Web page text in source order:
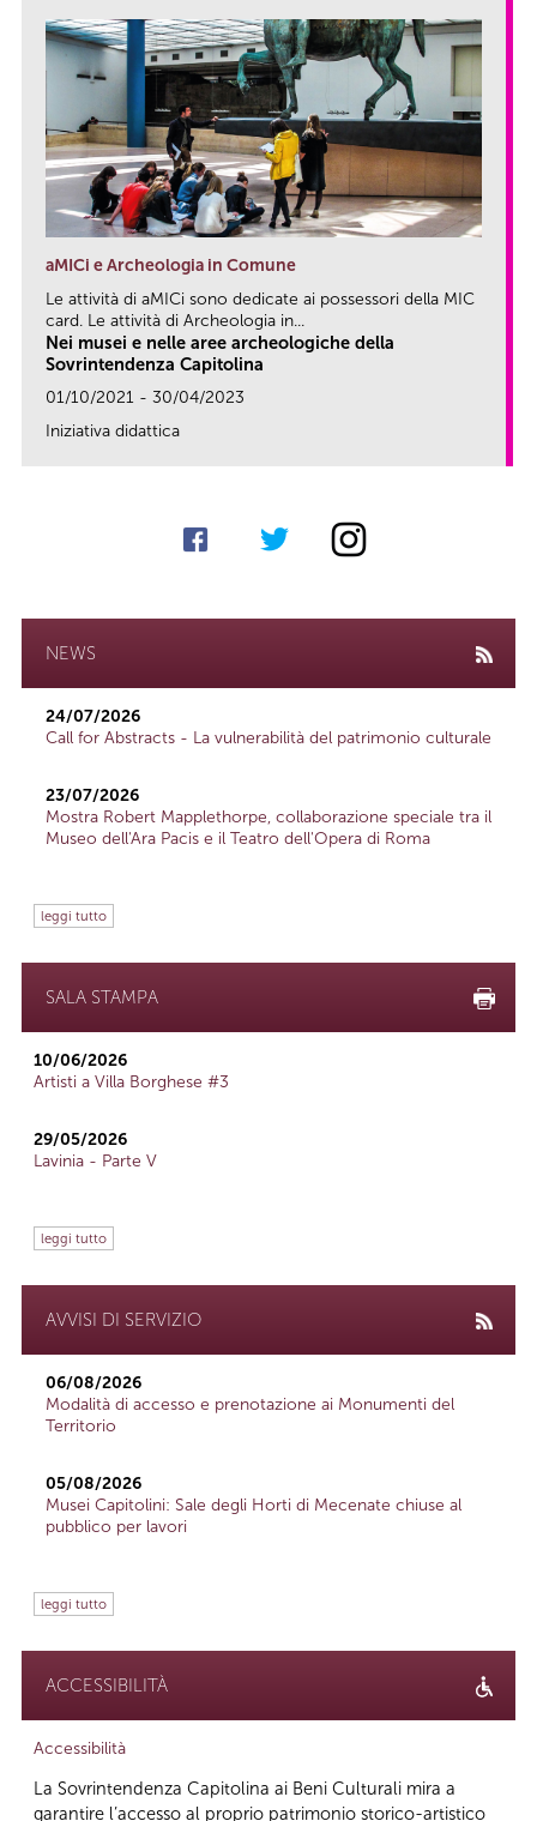
aMICi e Archeologia in Comune
Le attività di aMICi sono dedicate ai possessori della MIC
card. Le attività di Archeologia in...
Nei musei e nelle aree archeologiche della
Sovrintendenza Capitolina
01/10/2021 - 30/04/2023
Iniziativa didattica
NEWS
24/07/2026
Call for Abstracts - La vulnerabilità del patrimonio culturale
23/07/2026
Mostra Robert Mapplethorpe, collaborazione speciale tra il
Museo dell'Ara Pacis e il Teatro dell'Opera di Roma
leggi tutto
SALA STAMPA
10/06/2026
Artisti a Villa Borghese #3
29/05/2026
Lavinia - Parte V
leggi tutto
AVVISI DI SERVIZIO
06/08/2026
Modalità di accesso e prenotazione ai Monumenti del
Territorio
05/08/2026
Musei Capitolini: Sale degli Horti di Mecenate chiuse al
pubblico per lavori
leggi tutto
ACCESSIBILITÀ
Accessibilità
La Sovrintendenza Capitolina ai Beni Culturali mira a
garantire l’accesso al proprio patrimonio storico-artistico